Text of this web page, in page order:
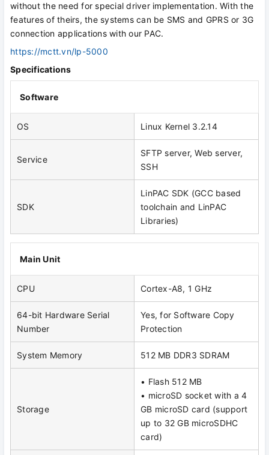
without the need for special driver implementation. With the
features of theirs, the systems can be SMS and GPRS or 3G
connection applications with our PAC.
https://mctt.vn/lp-5000
Specifications
Software
OS Linux Kernel 3.2.14
Service
SFTP server, Web server,
SSH
SDK
LinPAC SDK (GCC based
toolchain and LinPAC
Libraries)
Main Unit
CPU Cortex-A8, 1 GHz
64-bit Hardware Serial
Number
Yes, for Software Copy
Protection
System Memory 512 MB DDR3 SDRAM
Storage
• Flash 512 MB
• microSD socket with a 4
GB microSD card (support
up to 32 GB microSDHC
card)